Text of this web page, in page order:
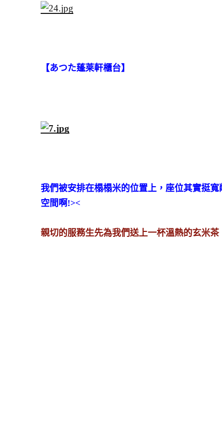
【あつた蓬莱軒櫃台】
我們被安排在榻榻米的位置上，座位其實挺
空間啊!><
親切的服務生先為我們送上一杯溫熱的玄米